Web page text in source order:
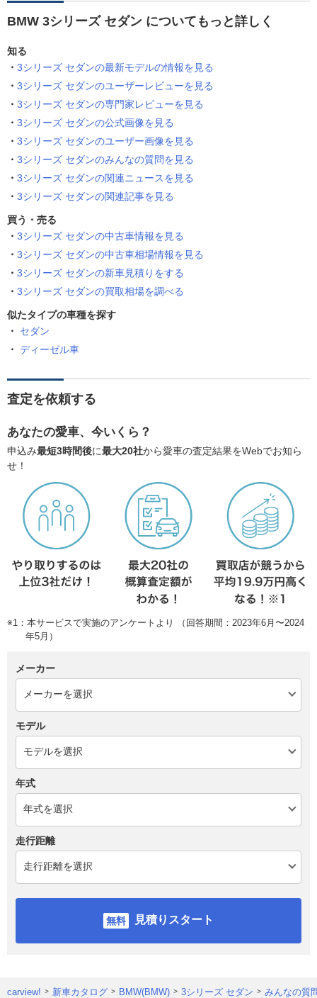
BMW 3シリーズ セダン についてもっと詳しく
知る
3シリーズ セダンの最新モデルの情報を見る
3シリーズ セダンのユーザーレビューを見る
3シリーズ セダンの専門家レビューを見る
3シリーズ セダンの公式画像を見る
3シリーズ セダンのユーザー画像を見る
3シリーズ セダンのみんなの質問を見る
3シリーズ セダンの関連ニュースを見る
3シリーズ セダンの関連記事を見る
買う・売る
3シリーズ セダンの中古車情報を見る
3シリーズ セダンの中古車相場情報を見る
3シリーズ セダンの新車見積りをする
3シリーズ セダンの買取相場を調べる
似たタイプの車種を探す
セダン
ディーゼル車
査定を依頼する
あなたの愛車、今いくら？
申込み最短3時間後に最大20社から愛車の査定結果をWebでお知ら
せ！
※1：本サービスで実施のアンケートより （回答期間：2023年6月〜2024
年5月）
メーカー
モデル
年式
走行距離
見積りスタート
carview! 新車カタログ BMW(BMW) 3シリーズ セダン みんなの質